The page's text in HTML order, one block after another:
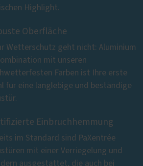
Highlight.
Oberfläche
Wetterschutz geht nicht: Aluminium
mit unseren
Farben ist Ihre erste
für eine langlebige und beständige
Einbruchhemmung
im Standard sind PaXentrée
mit einer Verriegelung und
ausgestattet, die auch bei